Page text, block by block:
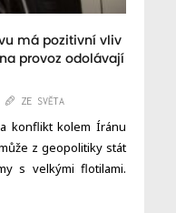
má pozitivní vliv
provoz odolávají
ZE SVĚTA
konflikt kolem Íránu
z geopolitiky stát
s velkými flotilami.